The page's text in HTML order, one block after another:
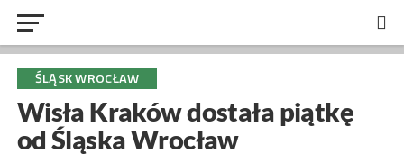
ŚLĄSK WROCŁAW
Wisła Kraków dostała piątkę
od Śląska Wrocław